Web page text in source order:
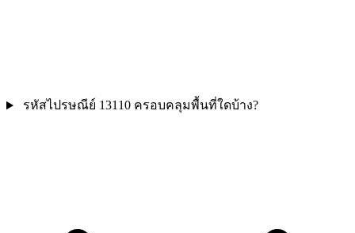
รหัสไปรษณีย์ 13110 ครอบคลุมพื้นที่ใดบ้าง?